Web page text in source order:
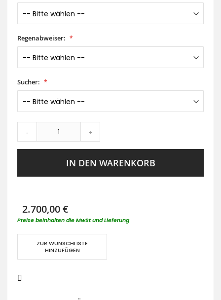
Regenabweiser:
Sucher:
- +
IN DEN WARENKORB
2.700,00 €
Preise beinhalten die MwSt und Lieferung
ZUR WUNSCHLISTE
HINZUFÜGEN